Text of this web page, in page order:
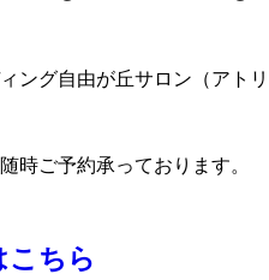
自由が丘サロン（アトリ
時ご予約承っております。
ちら